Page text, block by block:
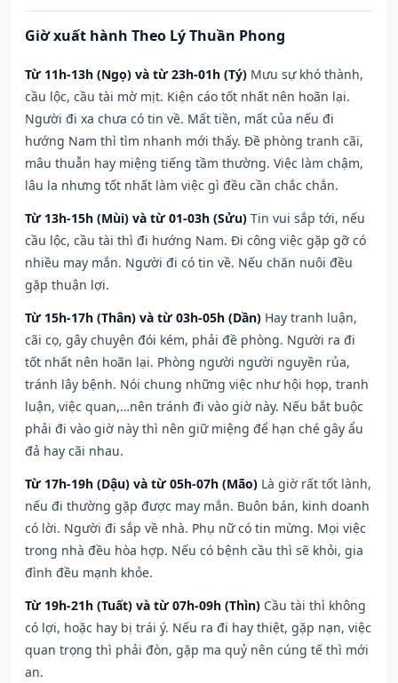
Giờ xuất hành Theo Lý Thuần Phong
Từ 11h-13h (Ngọ) và từ 23h-01h (Tý) Mưu sự khó thành,
cầu lộc, cầu tài mờ mịt. Kiện cáo tốt nhất nên hoãn lại.
Người đi xa chưa có tin về. Mất tiền, mất của nếu đi
hướng Nam thì tìm nhanh mới thấy. Đề phòng tranh cãi,
mâu thuẫn hay miệng tiếng tầm thường. Việc làm chậm,
lâu la nhưng tốt nhất làm việc gì đều cần chắc chắn.
Từ 13h-15h (Mùi) và từ 01-03h (Sửu) Tin vui sắp tới, nếu
cầu lộc, cầu tài thì đi hướng Nam. Đi công việc gặp gỡ có
nhiều may mắn. Người đi có tin về. Nếu chăn nuôi đều
gặp thuận lợi.
Từ 15h-17h (Thân) và từ 03h-05h (Dần) Hay tranh luận,
cãi cọ, gây chuyện đói kém, phải đề phòng. Người ra đi
tốt nhất nên hoãn lại. Phòng người người nguyền rủa,
tránh lây bệnh. Nói chung những việc như hội họp, tranh
luận, việc quan,…nên tránh đi vào giờ này. Nếu bắt buộc
phải đi vào giờ này thì nên giữ miệng để hạn ché gây ẩu
đả hay cãi nhau.
Từ 17h-19h (Dậu) và từ 05h-07h (Mão) Là giờ rất tốt lành,
nếu đi thường gặp được may mắn. Buôn bán, kinh doanh
có lời. Người đi sắp về nhà. Phụ nữ có tin mừng. Mọi việc
trong nhà đều hòa hợp. Nếu có bệnh cầu thì sẽ khỏi, gia
đình đều mạnh khỏe.
Từ 19h-21h (Tuất) và từ 07h-09h (Thìn) Cầu tài thì không
có lợi, hoặc hay bị trái ý. Nếu ra đi hay thiệt, gặp nạn, việc
quan trọng thì phải đòn, gặp ma quỷ nên cúng tế thì mới
an.